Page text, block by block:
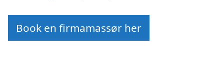
Book en firmamassør her